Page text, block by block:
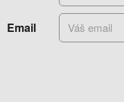
Email